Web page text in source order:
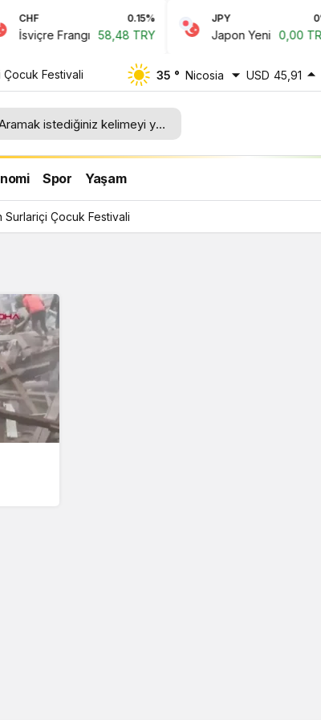
0.15%
Frangı 58,48 TRY Japon Yeni 0,00 TRY
Çocuk Festivali 35 ° Nicosia USD 45,91
Spor Yaşam
Surlariçi Çocuk Festivali